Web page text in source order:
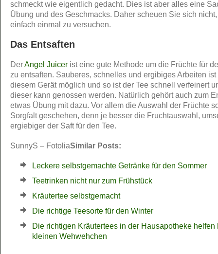
schmeckt wie eigentlich gedacht. Dies ist aber alles eine
Übung und des Geschmacks. Daher scheuen Sie sich
einfach einmal zu versuchen.
Das Entsaften
DerAngel Juicer ist eine gute Methode um die Früchte für
zu entsaften. Sauberes, schnelles und ergibiges Arbeiten ist
diesem Gerät möglich und so ist der Tee schnell verfeinert
dieser kann genossen werden. Natürlich gehört auch zum
etwas Übung mit dazu. Vor allem die Auswahl der Früchte
Sorgfalt geschehen, denn je besser die Fruchtauswahl,
ergiebiger der Saft für den Tee.
SunnyS – FotoliaSimilar Posts:
Leckere selbstgemachte Getränke für den Sommer
Teetrinken nicht nur zum Frühstück
Kräutertee selbstgemacht
Die richtige Teesorte für den Winter
Die richtigen Kräutertees in der Hausapotheke helfen
kleinen Wehwehchen